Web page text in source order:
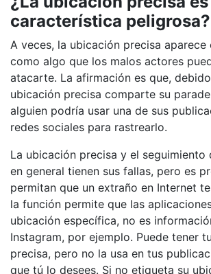
característica peligrosa?
A veces, la ubicación precisa aparece
como algo que los malos actores
atacarte. La afirmación es que,
ubicación precisa comparte su
alguien podría usar una de sus
redes sociales para rastrearlo.
La ubicación precisa y el seguimiento
en general tienen sus fallas, pero es
permitan que un extraño en Internet
la función permite que las
ubicación específica, no es
Instagram, por ejemplo. Puede tener
precisa, pero no la usa en tus
que tú lo desees. Si no etiqueta su